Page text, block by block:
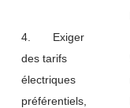
4. Exiger
des tarifs
électriques
préférentiels,